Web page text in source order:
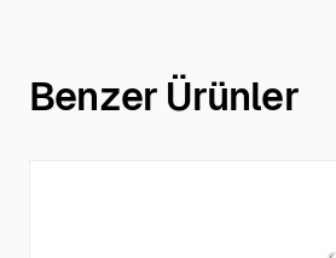
Benzer Ürünler